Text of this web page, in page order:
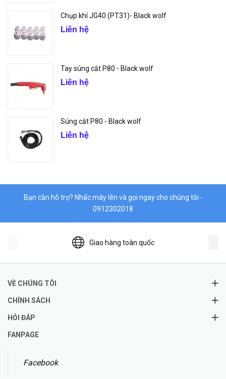
Chụp khí JG40 (PT31)- Black wolf
Liên hệ
Tay súng cắt P80 - Black wolf
Liên hệ
Súng cắt P80 - Black wolf
Liên hệ
Bạn cần hỗ trợ? Nhấc máy lên và gọi ngay cho chúng tôi -
0912302018
Giao hàng toàn quốc
VỀ CHÚNG TÔI
CHÍNH SÁCH
HỎI ĐÁP
FANPAGE
Facebook